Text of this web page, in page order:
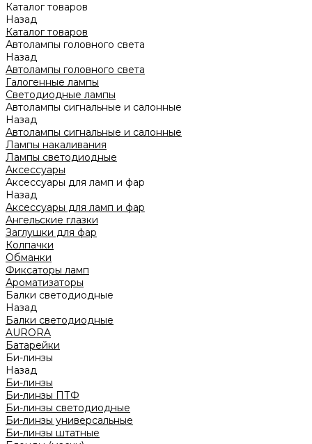
Каталог товаров
Назад
Каталог товаров
Автолампы головного света
Назад
Автолампы головного света
Галогенные лампы
Светодиодные лампы
Автолампы сигнальные и салонные
Назад
Автолампы сигнальные и салонные
Лампы накаливания
Лампы светодиодные
Аксессуары
Аксессуары для ламп и фар
Назад
Аксессуары для ламп и фар
Ангельские глазки
Заглушки для фар
Колпачки
Обманки
Фиксаторы ламп
Ароматизаторы
Балки светодиодные
Назад
Балки светодиодные
AURORA
Батарейки
Би-линзы
Назад
Би-линзы
Би-линзы ПТФ
Би-линзы светодиодные
Би-линзы универсальные
Би-линзы штатные